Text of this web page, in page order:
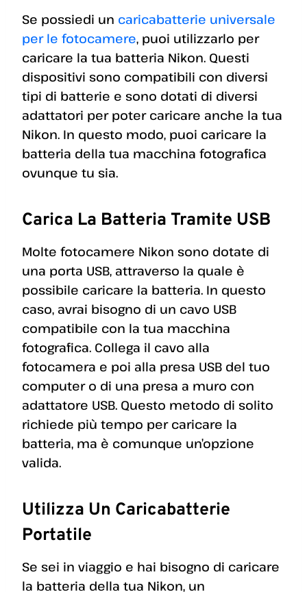
Se possiedi un caricabatterie universale
per le fotocamere, puoi utilizzarlo per
caricare la tua batteria Nikon. Questi
dispositivi sono compatibili con diversi
tipi di batterie e sono dotati di diversi
adattatori per poter caricare anche la tua
Nikon. In questo modo, puoi caricare la
batteria della tua macchina fotografica
ovunque tu sia.
Carica La Batteria Tramite USB
Molte fotocamere Nikon sono dotate di
una porta USB, attraverso la quale è
possibile caricare la batteria. In questo
caso, avrai bisogno di un cavo USB
compatibile con la tua macchina
fotografica. Collega il cavo alla
fotocamera e poi alla presa USB del tuo
computer o di una presa a muro con
adattatore USB. Questo metodo di solito
richiede più tempo per caricare la
batteria, ma è comunque un’opzione
valida.
Utilizza Un Caricabatterie
Portatile
Se sei in viaggio e hai bisogno di caricare
la batteria della tua Nikon, un